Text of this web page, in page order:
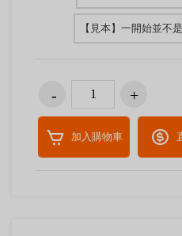
【見本】一開始並不
加入購物車